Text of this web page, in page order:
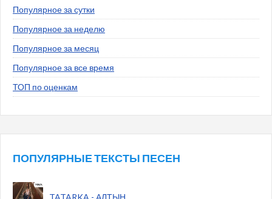
Популярное за сутки
Популярное за неделю
Популярное за месяц
Популярное за все время
ТОП по оценкам
ПОПУЛЯРНЫЕ ТЕКСТЫ ПЕСЕН
TATARKA - АЛТЫН